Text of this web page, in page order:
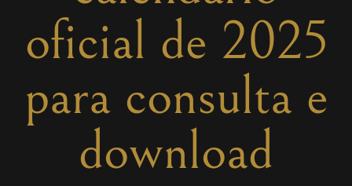
oficial de 2025
para consulta e
download